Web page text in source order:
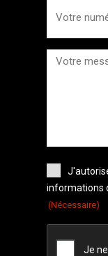
informations
(Nécessaire)